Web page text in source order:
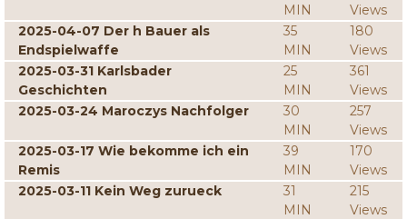
MIN
Views
2025-04-07 Der h Bauer als
Endspielwaffe
35
MIN
180
Views
2025-03-31 Karlsbader
Geschichten
25
MIN
361
Views
2025-03-24 Maroczys Nachfolger
30
MIN
257
Views
2025-03-17 Wie bekomme ich ein
Remis
39
MIN
170
Views
2025-03-11 Kein Weg zurueck
31
MIN
215
Views